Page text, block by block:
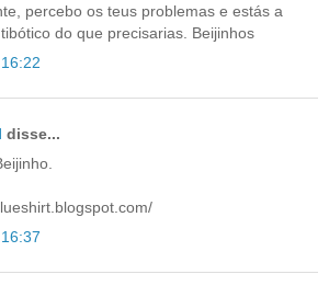
percebo os teus problemas e estás a
do que precisarias. Beijinhos
disse...